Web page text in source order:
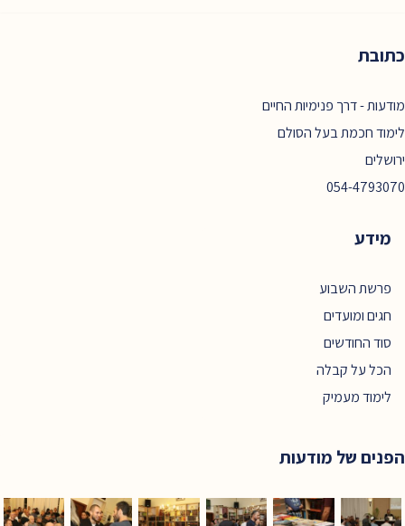
כתובת
מודעות - דרך פנימיות החיים
לימוד חכמת בעל הסולם
ירושלים
054-4793070
מידע
פרשת השבוע
חגים ומועדים
סוד החודשים
הכל על קבלה
לימוד מעמיק
הפנים של מודעות